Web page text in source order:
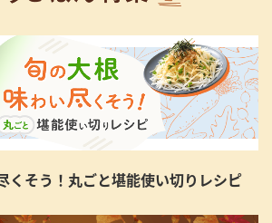
くそう！丸ごと堪能使い切りレシピ